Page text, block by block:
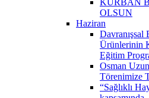
OLSUN
Haziran
Davranışsal
Ürünlerinin
Eğitim
Osman
Törenimize
“Sağlıklı